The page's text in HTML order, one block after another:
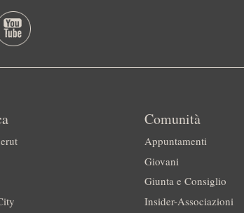
Comunità
Appuntamenti
Giovani
Giunta e Consiglio
Insider-Associazioni